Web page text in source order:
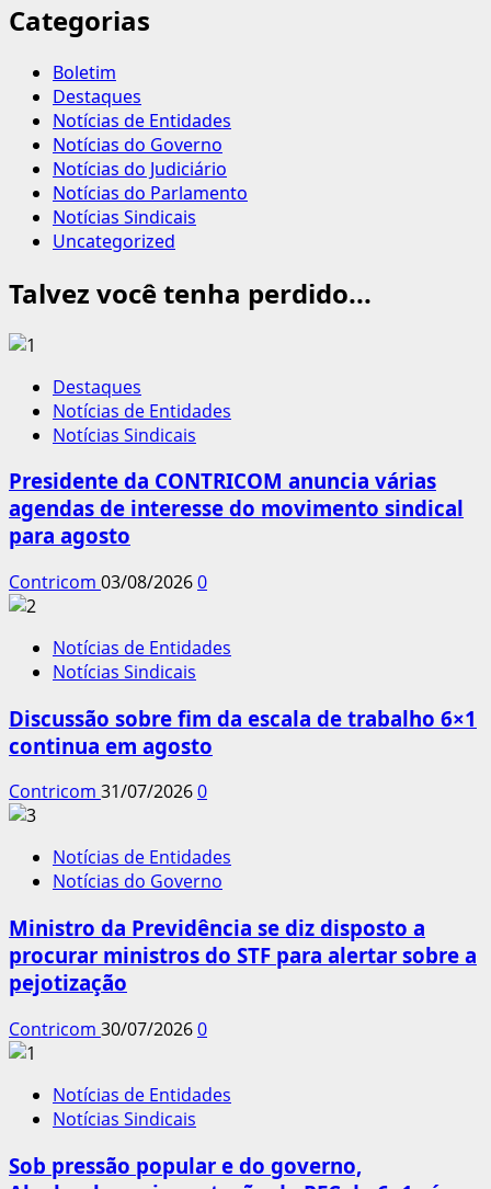
Categorias
Boletim
Destaques
Notícias de Entidades
Notícias do Governo
Notícias do Judiciário
Notícias do Parlamento
Notícias Sindicais
Uncategorized
Talvez você tenha perdido...
Destaques
Notícias de Entidades
Notícias Sindicais
Presidente da CONTRICOM anuncia várias
agendas de interesse do movimento sindical
para agosto
Contricom 03/08/20260
Notícias de Entidades
Notícias Sindicais
Discussão sobre fim da escala de trabalho 6×1
continua em agosto
Contricom 31/07/20260
Notícias de Entidades
Notícias do Governo
Ministro da Previdência se diz disposto a
procurar ministros do STF para alertar sobre a
pejotização
Contricom 30/07/20260
Notícias de Entidades
Notícias Sindicais
Sob pressão popular e do governo,